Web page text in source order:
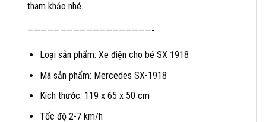
tham khảo nhé.
———————————————————-
Loại sản phẩm: Xe điện cho bé SX 1918
Mã sản phẩm: Mercedes SX-1918
Kích thước: 119 x 65 x 50 cm
Tốc độ 2-7 km/h